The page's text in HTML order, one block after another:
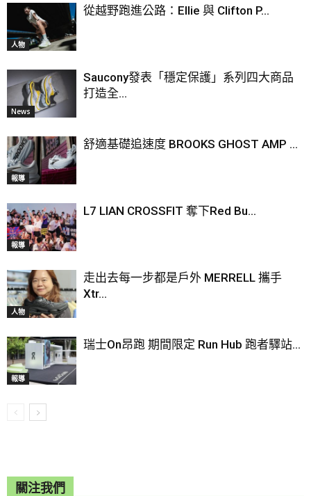
人物
從越野跑進公路：Ellie 與 Clifton P...
News
Saucony發表「穩定保護」系列四大商品
打造全...
報導
舒適基礎追速度 BROOKS GHOST AMP ...
報導
L7 LIAN CROSSFIT 奪下Red Bu...
人物
走出去每一步都是戶外 MERRELL 攜手
Xtr...
報導
瑞士On昂跑 期間限定 Run Hub 跑者驛站...
關注我們